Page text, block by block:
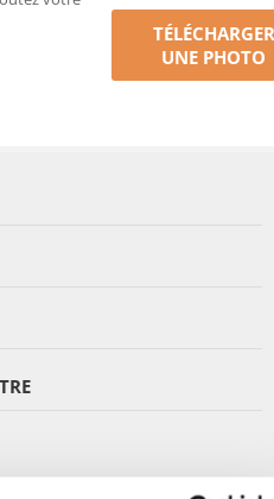
TÉLÉCHARGER
UNE PHOTO